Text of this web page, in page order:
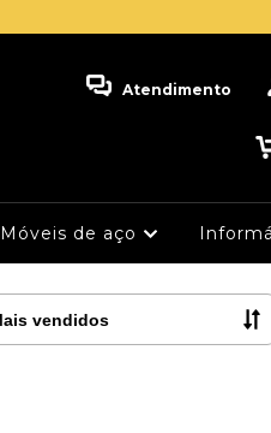
Atendimento
Móveis de aço